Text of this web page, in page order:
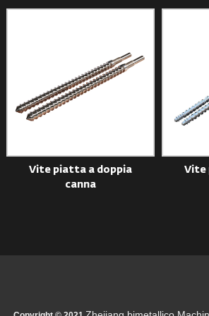
Vite piatta a doppia
canna
Vite